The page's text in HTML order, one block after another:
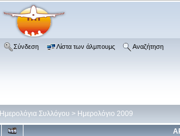
Σύνδεση Λίστα των άλμπουμς Αναζήτηση
Ημερολόγια Συλλόγου > Ημερολόγιο 2009